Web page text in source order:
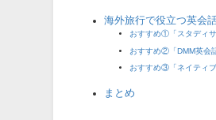
海外旅行で役立つ英会
おすすめ①「スタディサ
おすすめ②「DMM英会
おすすめ③「ネイティブ
まとめ